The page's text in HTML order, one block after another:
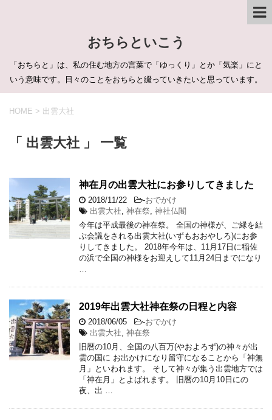
おちらといこう
「おちらと」は、私の住む地方の言葉で「ゆっくり」とか「気楽」にと
いう意味です。日々のことをおちらと綴っていきたいと思っています。
HOME > 出雲大社
「 出雲大社 」 一覧
神在月の出雲大社にお参りしてきました
2018/11/22 -おでかけ
出雲大社 神在祭 神社仏閣
今年は平成最後の神在祭。 全国の神様が、ご縁を結
ぶ会議をされる出雲大社(いずもおおやしろ)にお参
りしてきました。 2018年今年は、11月17日に稲佐
の浜で全国の神様をお迎えして11月24日までになり
2019年出雲大社神在祭の日程と内容
2018/06/05 -おでかけ
出雲大社 神在祭
旧暦の10月、全国の八百万(やおよろず)の神々が出
雲の国に お出かけになり留守になることから「神無
月」といわれます。 そして神々が集う出雲地方では
「神在月」とよばれます。 旧暦の10月10日にの
夜、出 …